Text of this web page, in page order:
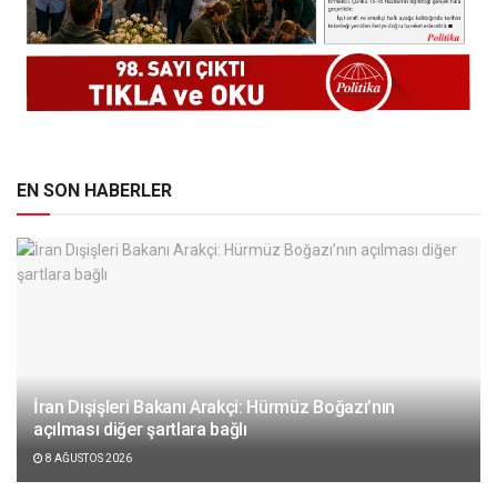
EN SON HABERLER
İran Dışişleri Bakanı Arakçi: Hürmüz Boğazı’nın
açılması diğer şartlara bağlı
8 AĞUSTOS 2026